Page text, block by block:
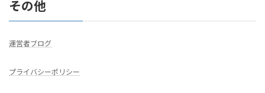
その他
運営者ブログ
プライバシーポリシー